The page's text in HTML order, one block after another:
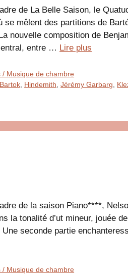
de La Belle Saison, le
se mêlent des partitions de
nouvelle composition de
entre … Lire plus
/ Musique de chambre
Bartok Hindemith ,Jérémy Garbarg
de la saison Piano****,
la tonalité d’ut mineur, jouée
Une seconde partie
/ Musique de chambre